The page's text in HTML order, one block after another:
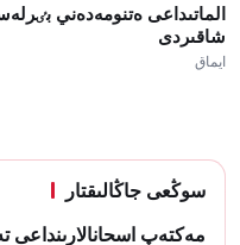
الماتىداعى ەتنومەدەني
شاقىردى
ايماق
سوڭعى جاڭالىقتار